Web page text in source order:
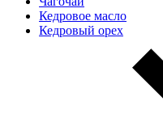
Кедровое масло
Кедровый орех